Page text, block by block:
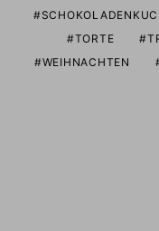
TORTE
WEIHNACHTEN